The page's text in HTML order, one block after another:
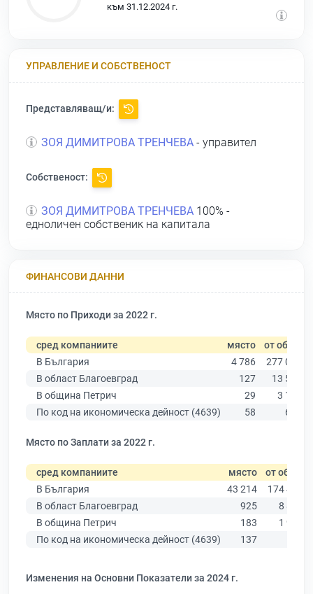
към 31.12.2024 г.
УПРАВЛЕНИЕ И СОБСТВЕНОСТ
Представляващ/и:
ЗОЯ ДИМИТРОВА ТРЕНЧЕВА - управител
Собственост:
ЗОЯ ДИМИТРОВА ТРЕНЧЕВА 100% -
едноличен собственик на капитала
ФИНАНСОВИ ДАННИ
Място по Приходи за 2022 г.
сред компаниите място от общо
В България
4 786
277 019
В област Благоевград
127
13 529
В община Петрич
29
3 136
По код на икономическа дейност (4639)
58 639
Място по Заплати за 2022 г.
сред компаниите място от общо
В България
43 214
174 403
В област Благоевград
925
8 826
В община Петрич
183
1 963
По код на икономическа дейност (4639)
137
Изменения на Основни Показатели за 2024 г.